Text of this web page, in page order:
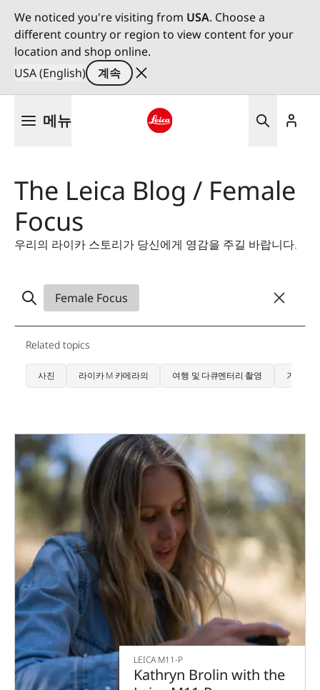
We noticed you're visiting from USA. Choose a
different country or region to view content for your
location and shop online.
USA (English)
계속
메뉴
The Leica Blog / Female
Focus
우리의 라이카 스토리가 당신에게 영감을 주길 바랍니다.
Female Focus
Related topics
사진 라이카 M 카메라의 여행 및 다큐멘터리 촬영 거리계
LEICA M11-P
Kathryn Brolin with the